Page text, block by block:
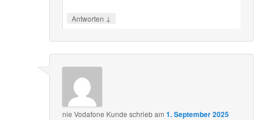
Antworten ↓
nie Vodafone Kunde schriebam1. September 2025